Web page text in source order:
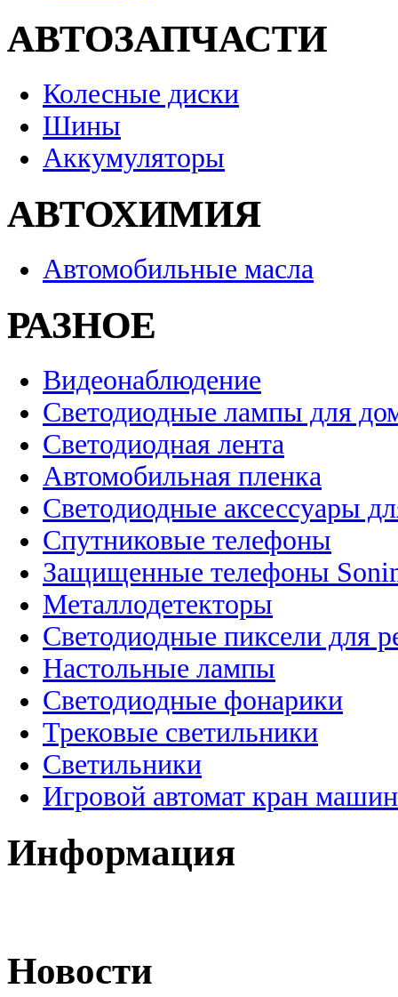
АВТОЗАПЧАСТИ
Колесные диски
Шины
Аккумуляторы
АВТОХИМИЯ
Автомобильные масла
РАЗНОЕ
Видеонаблюдение
Светодиодные лампы для
Светодиодная лента
Автомобильная пленка
Светодиодные аксессуары
Спутниковые телефоны
Защищенные телефоны
Металлодетекторы
Светодиодные пиксели для
Настольные лампы
Светодиодные фонарики
Трековые светильники
Светильники
Игровой автомат кран
Информация
Новости